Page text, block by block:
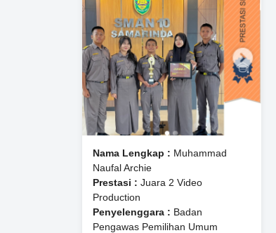
Nama Lengkap : Muhammad
Naufal Archie
Prestasi : Juara 2 Video
Production
Penyelenggara : Badan
Pengawas Pemilihan Umum